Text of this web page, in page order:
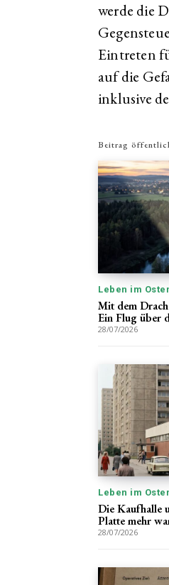
werde die
Eintreten
auf die
inklusive
Beitrag
Leben im
Mit dem
Ein Flug über
28/07/2026
Leben im
Die Kaufhalle
Platte mehr
28/07/2026